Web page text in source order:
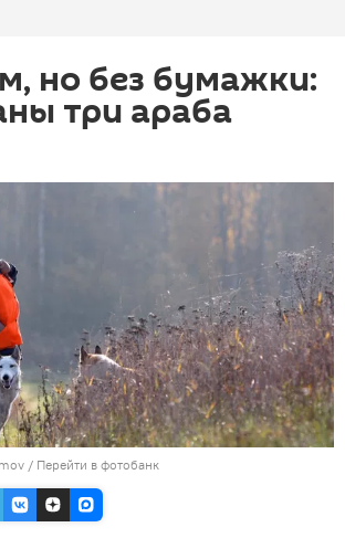
но без бумажки:
три араба
/ Перейти в фотобанк